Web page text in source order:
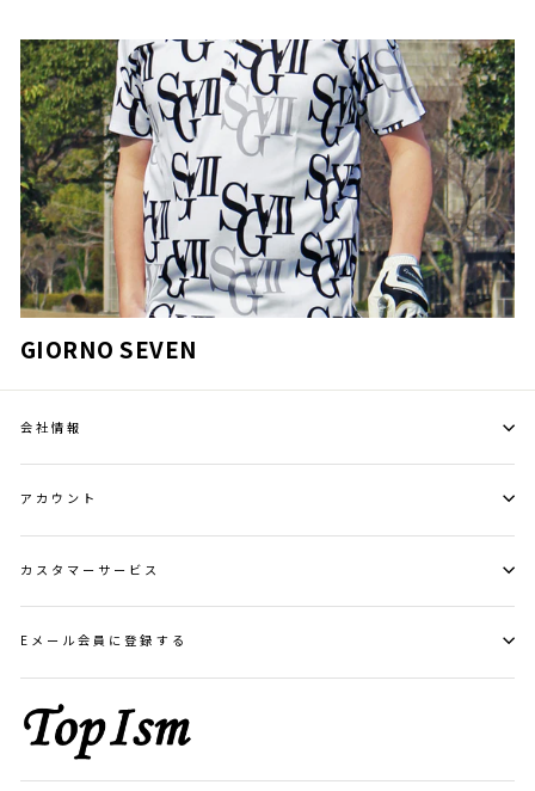
GIORNO SEVEN
会社情報
アカウント
カスタマーサービス
Eメール会員に登録する